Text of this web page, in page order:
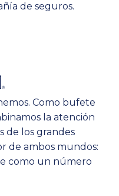
de seguros.
Como bufete
la atención
de los grandes
de ambos mundos:
como un número